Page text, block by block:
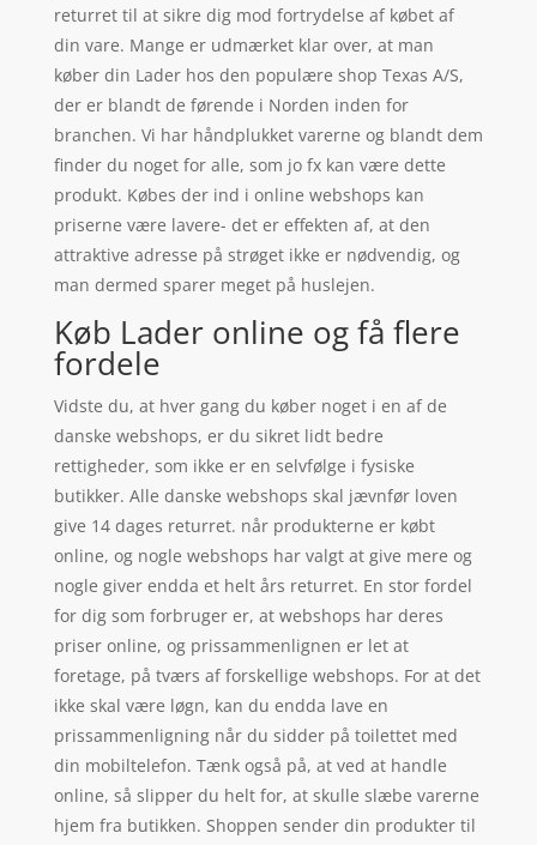
returret til at sikre dig mod fortrydelse af købet af
din vare. Mange er udmærket klar over, at man
køber din Lader hos den populære shop Texas A/S,
der er blandt de førende i Norden inden for
branchen. Vi har håndplukket varerne og blandt dem
finder du noget for alle, som jo fx kan være dette
produkt. Købes der ind i online webshops kan
priserne være lavere- det er effekten af, at den
attraktive adresse på strøget ikke er nødvendig, og
man dermed sparer meget på huslejen.
Køb Lader online og få flere
fordele
Vidste du, at hver gang du køber noget i en af de
danske webshops, er du sikret lidt bedre
rettigheder, som ikke er en selvfølge i fysiske
butikker. Alle danske webshops skal jævnfør loven
give 14 dages returret. når produkterne er købt
online, og nogle webshops har valgt at give mere og
nogle giver endda et helt års returret. En stor fordel
for dig som forbruger er, at webshops har deres
priser online, og prissammenlignen er let at
foretage, på tværs af forskellige webshops. For at det
ikke skal være løgn, kan du endda lave en
prissammenligning når du sidder på toilettet med
din mobiltelefon. Tænk også på, at ved at handle
online, så slipper du helt for, at skulle slæbe varerne
hjem fra butikken. Shoppen sender din produkter til